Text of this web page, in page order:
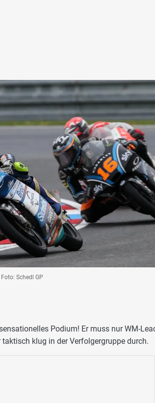
Schedl GP
Podium! Er muss nur WM-
klug in der Verfolgergruppe durch.